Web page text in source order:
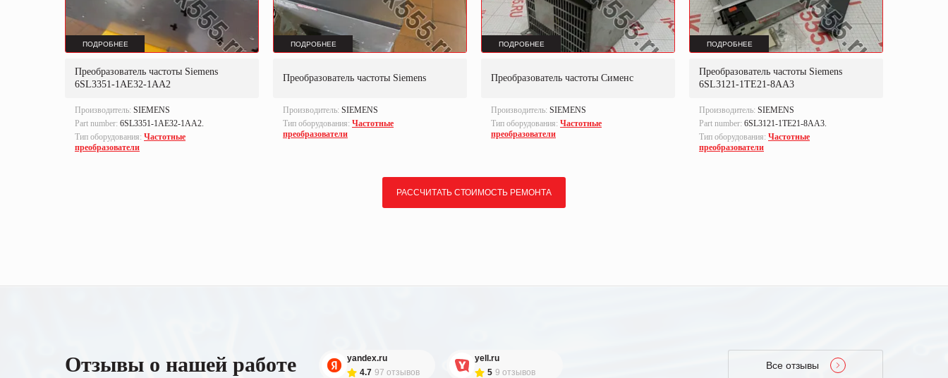
ПОДРОБНЕЕ
Преобразователь частоты Siemens
6SL3351-1AE32-1AA2
Производитель: SIEMENS
Part number: 6SL3351-1AE32-1AA2.
Тип оборудования: Частотные
преобразователи
ПОДРОБНЕЕ
Преобразователь частоты Siemens
Производитель: SIEMENS
Тип оборудования: Частотные
преобразователи
ПОДРОБНЕЕ
Преобразователь частоты Сименс
Производитель: SIEMENS
Тип оборудования: Частотные
преобразователи
ПОДРОБНЕЕ
Преобразователь частоты Siemens
6SL3121-1TE21-8AA3
Производитель: SIEMENS
Part number: 6SL3121-1TE21-8AA3.
Тип оборудования: Частотные
преобразователи
РАССЧИТАТЬ СТОИМОСТЬ РЕМОНТА
Отзывы о нашей работе
yandex.ru
4.7 97 отзывов
yell.ru
5 9 отзывов
Все отзывы